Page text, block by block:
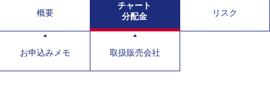
概要
チャート
分配金
リスク
お申込みメモ 取扱販売会社